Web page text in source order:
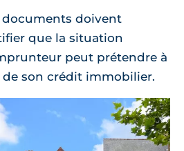
documents doivent
que la situation
peut prétendre à
son crédit immobilier.